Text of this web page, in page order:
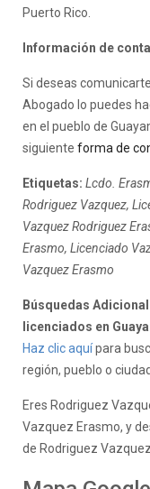
Puerto Rico.
Información de
Si deseas
Abogado lo puedes
en el pueblo de
siguiente forma de
Etiquetas: Lcdo.
Rodriguez Vazquez,
Vazquez Rodriguez
Erasmo, Licenciado
Vazquez Erasmo
Búsquedas
licenciados en
Haz clic aquípara
región, pueblo o
Eres Rodriguez
Vazquez Erasmo, y
de Rodriguez